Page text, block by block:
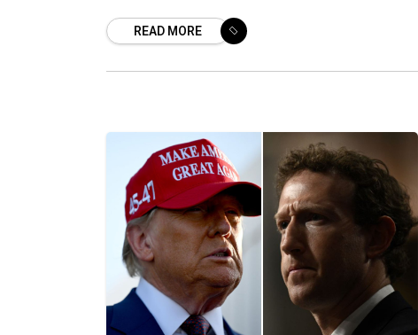
ură, ca parte a unei revizuiri mai ample
READ MORE